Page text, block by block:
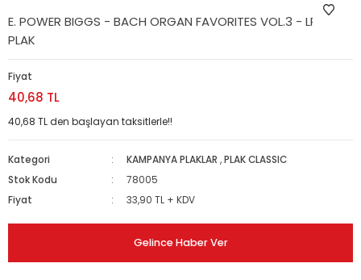
E. POWER BIGGS - BACH ORGAN FAVORITES VOL.3 - LP 2.EL
PLAK
Fiyat
40,68 TL
40,68 TL den başlayan taksitlerle!!
Kategori KAMPANYA PLAKLAR ,PLAK CLASSIC
Stok Kodu
78005
Fiyat
33,90 TL + KDV
Gelince Haber Ver